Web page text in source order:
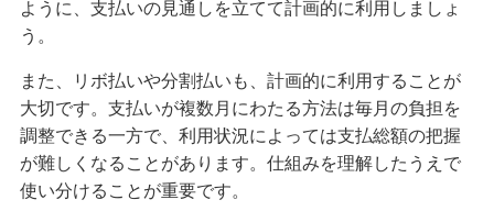
ように、支払いの見通しを立てて計画的に利用しましょ
う。
また、リボ払いや分割払いも、計画的に利用することが
大切です。支払いが複数月にわたる方法は毎月の負担を
調整できる一方で、利用状況によっては支払総額の把握
が難しくなることがあります。仕組みを理解したうえで
使い分けることが重要です。